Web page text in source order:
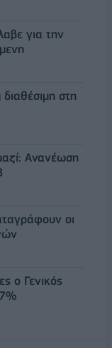
για την
στη
Ανανέωση
οι
ο Γενικός